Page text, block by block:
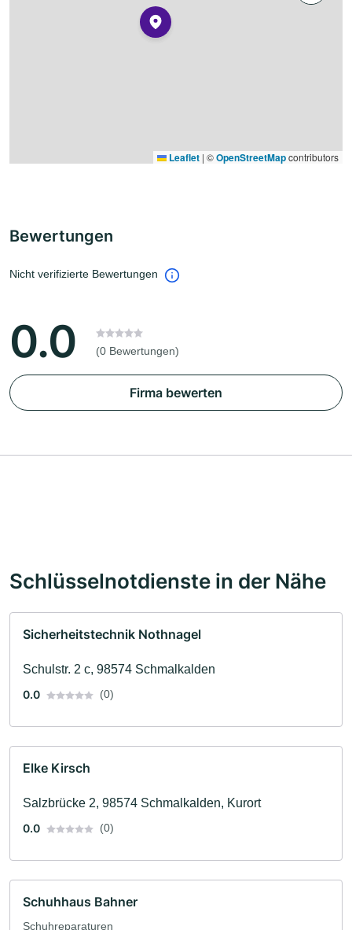
Leaflet | ©OpenStreetMapcontributors
Bewertungen
Nicht verifizierte Bewertungen
0.0 (0 Bewertungen)
Firma bewerten
Schlüsselnotdienste in der Nähe
Sicherheitstechnik Nothnagel
Schulstr. 2 c, 98574 Schmalkalden
0.0
(0)
Elke Kirsch
Salzbrücke 2, 98574 Schmalkalden, Kurort
0.0
(0)
Schuhhaus Bahner
Schuhreparaturen